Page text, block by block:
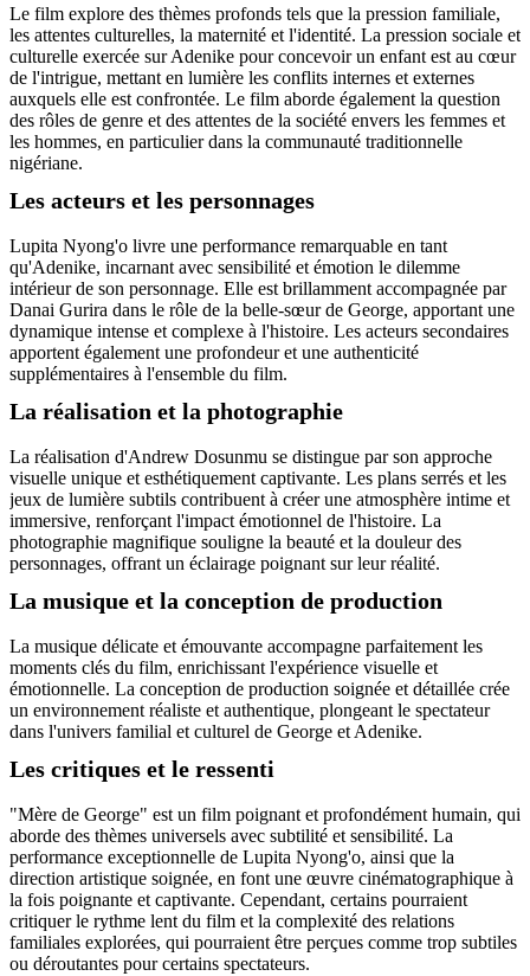
Le film explore des thèmes profonds tels que la pression familiale,
les attentes culturelles, la maternité et l'identité. La pression sociale et
culturelle exercée sur Adenike pour concevoir un enfant est au cœur
de l'intrigue, mettant en lumière les conflits internes et externes
auxquels elle est confrontée. Le film aborde également la question
des rôles de genre et des attentes de la société envers les femmes et
les hommes, en particulier dans la communauté traditionnelle
nigériane.
Les acteurs et les personnages
Lupita Nyong'o livre une performance remarquable en tant
qu'Adenike, incarnant avec sensibilité et émotion le dilemme
intérieur de son personnage. Elle est brillamment accompagnée par
Danai Gurira dans le rôle de la belle-sœur de George, apportant une
dynamique intense et complexe à l'histoire. Les acteurs secondaires
apportent également une profondeur et une authenticité
supplémentaires à l'ensemble du film.
La réalisation et la photographie
La réalisation d'Andrew Dosunmu se distingue par son approche
visuelle unique et esthétiquement captivante. Les plans serrés et les
jeux de lumière subtils contribuent à créer une atmosphère intime et
immersive, renforçant l'impact émotionnel de l'histoire. La
photographie magnifique souligne la beauté et la douleur des
personnages, offrant un éclairage poignant sur leur réalité.
La musique et la conception de production
La musique délicate et émouvante accompagne parfaitement les
moments clés du film, enrichissant l'expérience visuelle et
émotionnelle. La conception de production soignée et détaillée crée
un environnement réaliste et authentique, plongeant le spectateur
dans l'univers familial et culturel de George et Adenike.
Les critiques et le ressenti
"Mère de George" est un film poignant et profondément humain, qui
aborde des thèmes universels avec subtilité et sensibilité. La
performance exceptionnelle de Lupita Nyong'o, ainsi que la
direction artistique soignée, en font une œuvre cinématographique à
la fois poignante et captivante. Cependant, certains pourraient
critiquer le rythme lent du film et la complexité des relations
familiales explorées, qui pourraient être perçues comme trop subtiles
ou déroutantes pour certains spectateurs.